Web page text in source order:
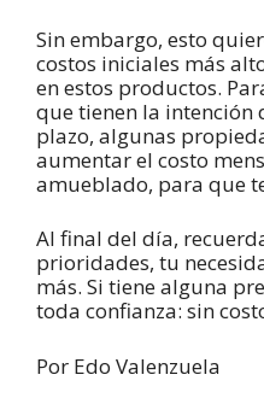
Sin embargo, esto
costos iniciales más
en estos productos.
que tienen la intención
plazo, algunas
aumentar el costo
amueblado, para que
Al final del día,
prioridades, tu
más. Si tiene alguna
toda confianza: sin
Por Edo Valenzuela